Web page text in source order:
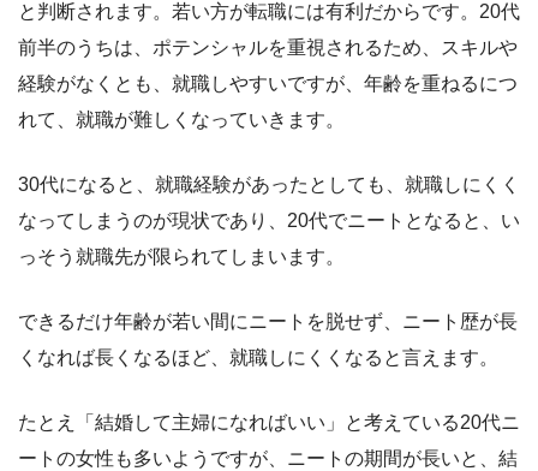
と判断されます。若い方が転職には有利だからです。20代
前半のうちは、ポテンシャルを重視されるため、スキルや
経験がなくとも、就職しやすいですが、年齢を重ねるにつ
れて、就職が難しくなっていきます。
30代になると、就職経験があったとしても、就職しにくく
なってしまうのが現状であり、20代でニートとなると、い
っそう就職先が限られてしまいます。
できるだけ年齢が若い間にニートを脱せず、ニート歴が長
くなれば長くなるほど、就職しにくくなると言えます。
たとえ「結婚して主婦になればいい」と考えている20代ニ
ートの女性も多いようですが、ニートの期間が長いと、結